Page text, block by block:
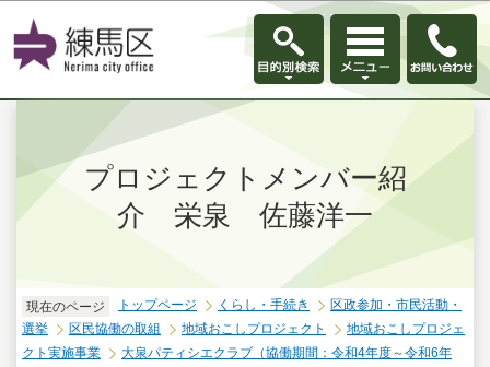
このページの本文へ移動
プロジェクトメンバー紹
介 栄泉 佐藤洋一
現在のページ トップページ くらし・手続き
区政参加・市民活動・
選挙
区民協働の取組 地域おこしプロジェクト
地域おこしプロジェ
クト実施事業
大泉パティシエクラブ（協働期間：令和4年度～令和6年